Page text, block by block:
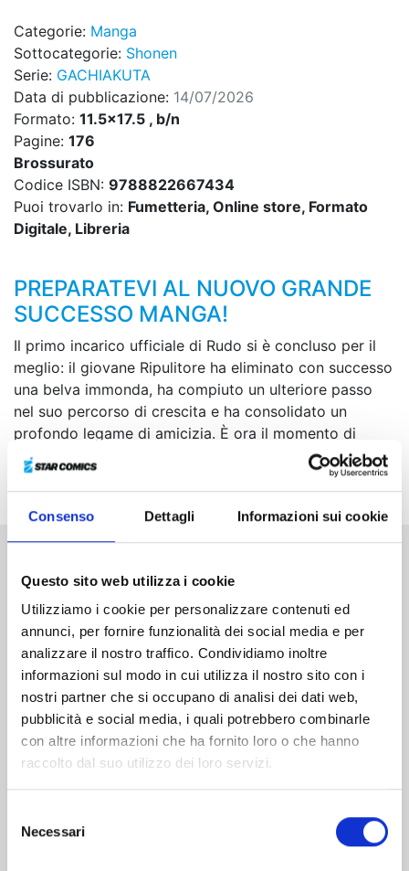
Consenso Dettagli Informazioni sui cookie
Questo sito web utilizza i cookie
Utilizziamo i cookie per personalizzare contenuti ed
annunci, per fornire funzionalità dei social media e per
analizzare il nostro traffico. Condividiamo inoltre
informazioni sul modo in cui utilizza il nostro sito con i
nostri partner che si occupano di analisi dei dati web,
pubblicità e social media, i quali potrebbero combinarle
con altre informazioni che ha fornito loro o che hanno
raccolto dal suo utilizzo dei loro servizi.
delNecessari
Categorie: Manga
Sottocategorie: Shonen
Serie: GACHIAKUTA
Data di pubblicazione: 14/07/2026
Formato: 11.5x17.5 , b/n
Pagine: 176
Brossurato
Codice ISBN: 9788822667434
Puoi trovarlo in: Fumetteria, Online store, Formato
Digitale, Libreria
PREPARATEVI AL NUOVO GRANDE
SUCCESSO MANGA!
Il primo incarico ufficiale di Rudo si è concluso per il
meglio: il giovane Ripulitore ha eliminato con successo
una belva immonda, ha compiuto un ulteriore passo
nel suo percorso di crescita e ha consolidato un
profondo legame di amicizia. È ora il momento di
rimettersi in cerca del creatore dei choker... Tutti al
Doll Festival!
Altri volumi della serie